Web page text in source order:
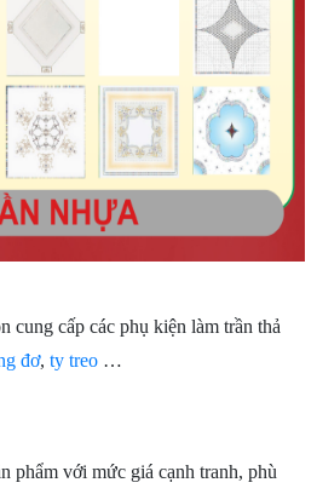
cung cấp các phụ kiện làm trần thả
đơ, ty treo …
phẩm với mức giá cạnh tranh, phù